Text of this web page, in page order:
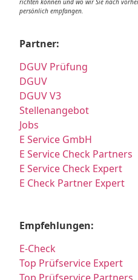
persönlich empfangen.
Partner:
DGUV Prüfung
DGUV
DGUV V3
Stellenangebot
Jobs
E Service GmbH
E Service Check Partners
E Service Check Expert
E Check Partner Expert
Empfehlungen:
E-Check
Top Prüfservice Expert